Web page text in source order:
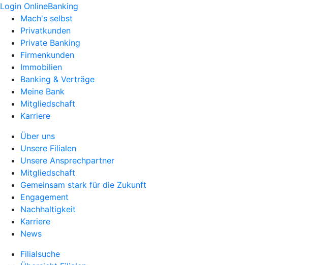
Login OnlineBanking
Mach's selbst
Privatkunden
Private Banking
Firmenkunden
Immobilien
Banking & Verträge
Meine Bank
Mitgliedschaft
Karriere
Über uns
Unsere Filialen
Unsere Ansprechpartner
Mitgliedschaft
Gemeinsam stark für die Zukunft
Engagement
Nachhaltigkeit
Karriere
News
Filialsuche